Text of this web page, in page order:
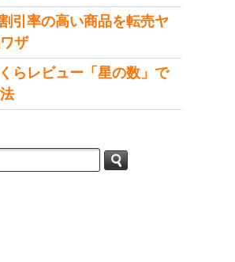
引率の高い商品を転売ヤ
ザ
らレビュー「星の数」で